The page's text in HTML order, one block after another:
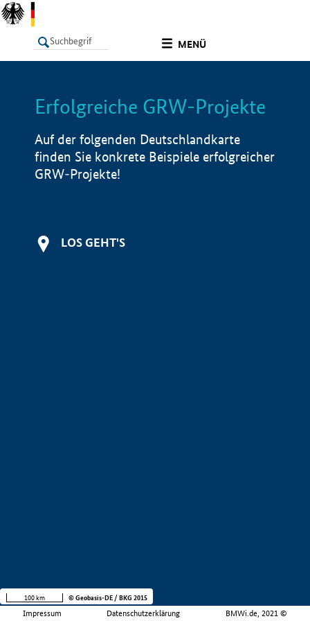
MENÜ
LISTE Info
Erfolgreiche GRW-Projekte
Auf der folgenden Deutschlandkarte
finden Sie konkrete Beispiele erfolgreicher
GRW-Projekte!
LOS GEHT'S
Impressum Datenschutzerklärung BMWi.de, 2021 ©
100 km © Geobasis-DE / BKG 2015